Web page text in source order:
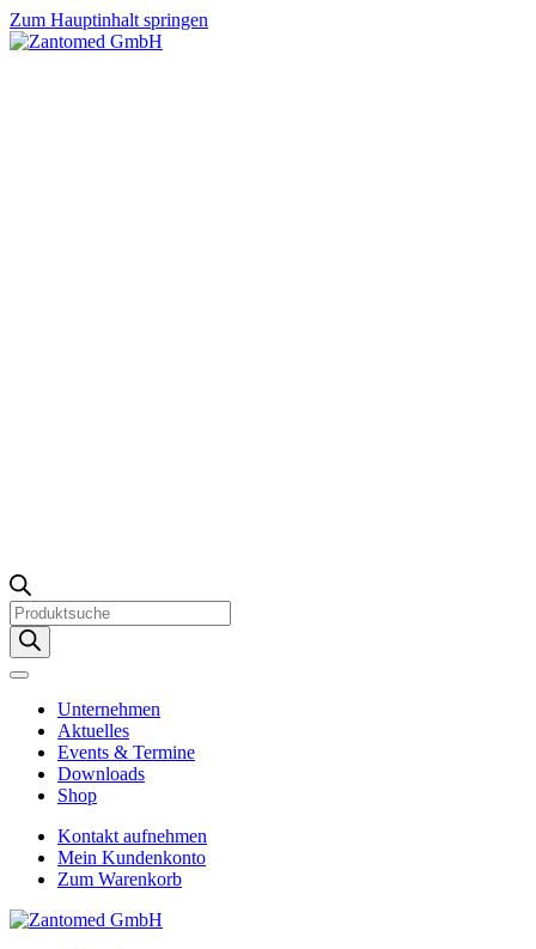
Zum Hauptinhalt springen
Products
search
Unternehmen
Aktuelles
Events & Termine
Downloads
Shop
Kontakt aufnehmen
Mein Kundenkonto
Zum Warenkorb